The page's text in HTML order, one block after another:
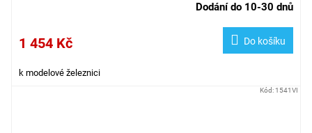
Dodání do 10-30 dnů
1 454 Kč Do košíku
k modelové železnici
Kód: 1541VI